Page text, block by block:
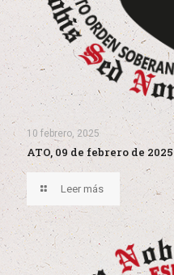
10 febrero, 2025
ATO, 09 de febrero de 2025
Leer más